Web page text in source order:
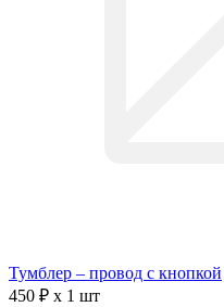
Тумблер – провод с кнопкой
450 ₽ x 1 шт